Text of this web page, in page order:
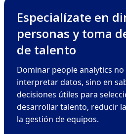
Especialízate en
personas y toma
de talento
Dominar people analytics
interpretar datos, sino en
decisiones útiles para
desarrollar talento, reducir
la gestión de equipos.